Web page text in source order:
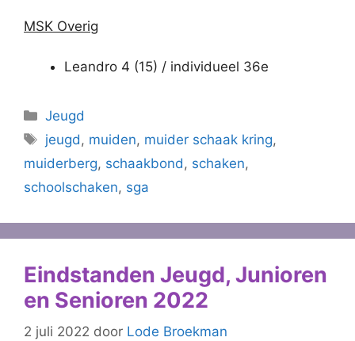
MSK Overig
Leandro 4 (15) / individueel 36e
Categorieën
Jeugd
Tags
jeugd , muiden, muider schaak kring,
muiderberg, schaakbond , schaken,
schoolschaken, sga
Eindstanden Jeugd, Junioren
en Senioren 2022
2 juli 2022 door Lode Broekman